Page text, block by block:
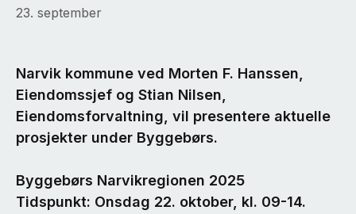
23. september
Narvik kommune ved Morten F. Hanssen,
Eiendomssjef og Stian Nilsen,
Eiendomsforvaltning, vil presentere aktuelle
prosjekter under Byggebørs.
Byggebørs Narvikregionen 2025
Tidspunkt: Onsdag 22. oktober, kl. 09-14.